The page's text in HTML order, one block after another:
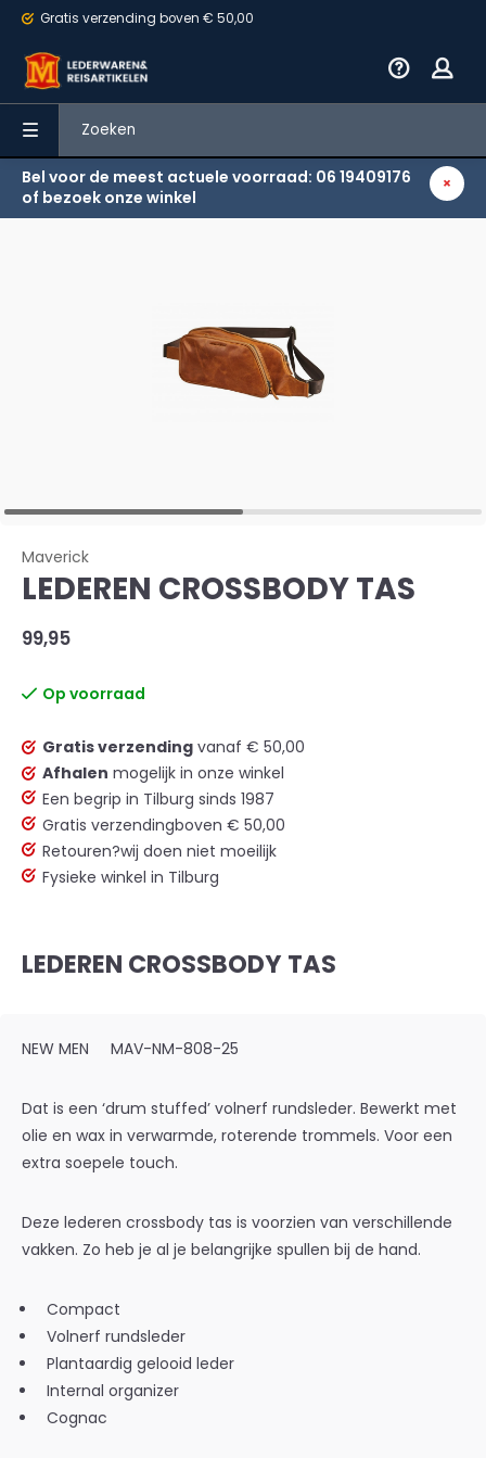
Gratis verzending boven € 50,00
Bel voor de meest actuele voorraad: 06 19409176
of bezoek onze winkel
Terug
Maverick
LEDEREN CROSSBODY TAS
99,95
Op voorraad
Gratis verzending vanaf € 50,00
Afhalen mogelijk in onze winkel
Een begrip in Tilburg sinds 1987
Gratis verzendingboven € 50,00
Retouren?wij doen niet moeilijk
Fysieke winkel in Tilburg
LEDEREN CROSSBODY TAS
NEW MEN MAV-NM-808-25
Dat is een ‘drum stuffed’ volnerf rundsleder. Bewerkt met
olie en wax in verwarmde, roterende trommels. Voor een
extra soepele touch.
Deze lederen crossbody tas is voorzien van verschillende
vakken. Zo heb je al je belangrijke spullen bij de hand.
Compact
Volnerf rundsleder
Plantaardig gelooid leder
Internal organizer
Cognac